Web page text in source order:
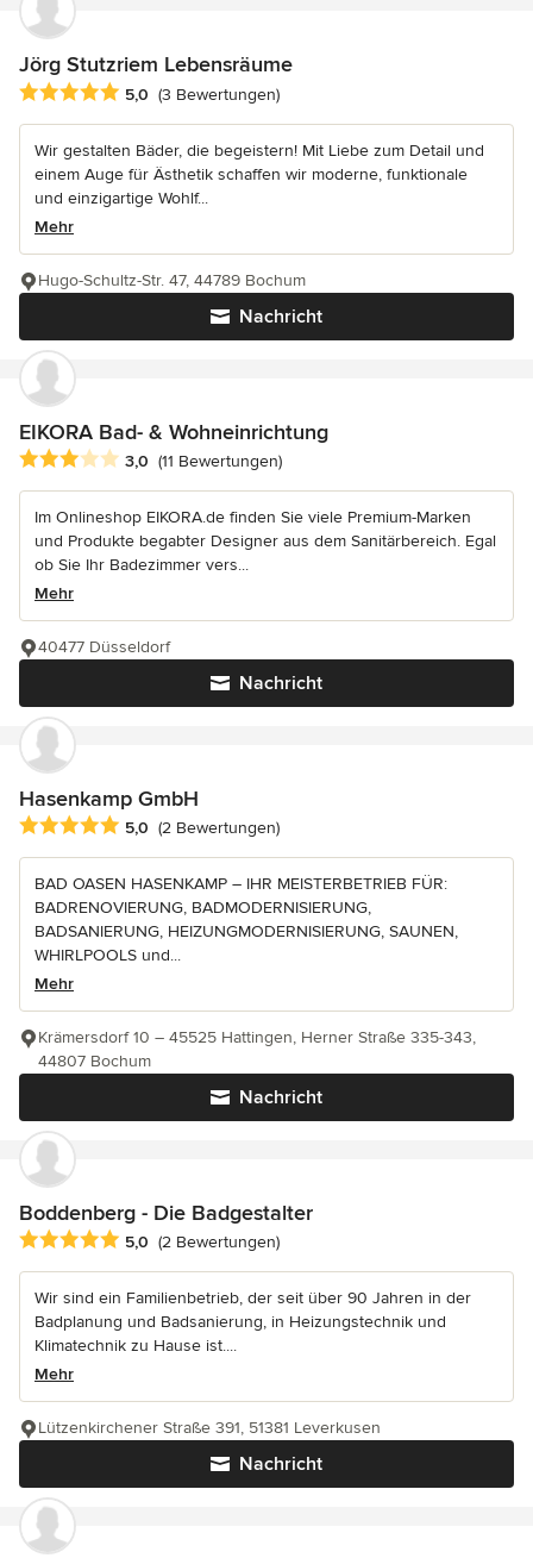
Jörg Stutzriem Lebensräume
Durchschnittliche Bewertung: 5 von 5 Sternen
5,0 (3 Bewertungen)
Wir gestalten Bäder, die begeistern! Mit Liebe zum Detail und
einem Auge für Ästhetik schaffen wir moderne, funktionale
und einzigartige Wohlf...
Mehr
Nachricht
Hugo-Schultz-Str. 47, 44789 Bochum
EIKORA Bad- & Wohneinrichtung
Durchschnittliche Bewertung: 3 von 5 Sternen
3,0 (11 Bewertungen)
Im Onlineshop EIKORA.de finden Sie viele Premium-Marken
und Produkte begabter Designer aus dem Sanitärbereich. Egal
ob Sie Ihr Badezimmer vers...
Mehr
Nachricht
40477 Düsseldorf
Hasenkamp GmbH
Durchschnittliche Bewertung: 5 von 5 Sternen
5,0 (2 Bewertungen)
BAD OASEN HASENKAMP – IHR MEISTERBETRIEB FÜR:
BADRENOVIERUNG, BADMODERNISIERUNG,
BADSANIERUNG, HEIZUNGMODERNISIERUNG, SAUNEN,
WHIRLPOOLS und...
Mehr
Nachricht
Krämersdorf 10 – 45525 Hattingen, Herner Straße 335-343,
44807 Bochum
Boddenberg - Die Badgestalter
Durchschnittliche Bewertung: 5 von 5 Sternen
5,0 (2 Bewertungen)
Wir sind ein Familienbetrieb, der seit über 90 Jahren in der
Badplanung und Badsanierung, in Heizungstechnik und
Klimatechnik zu Hause ist....
Mehr
Nachricht
Lützenkirchener Straße 391, 51381 Leverkusen